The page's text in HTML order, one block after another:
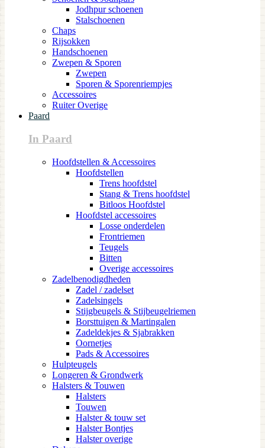
Jodhpur schoenen
Stalschoenen
Chaps
Rijsokken
Handschoenen
Zwepen & Sporen
Zwepen
Sporen & Sporenriempjes
Accessoires
Ruiter Overige
Paard
In Paard
Hoofdstellen & Accessoires
Hoofdstellen
Trens hoofdstel
Stang & Trens hoofdstel
Bitloos Hoofdstel
Hoofdstel accessoires
Losse onderdelen
Frontriemen
Teugels
Bitten
Overige accessoires
Zadelbenodigdheden
Zadel / zadelset
Zadelsingels
Stijgbeugels & Stijbeugelriemen
Borsttuigen & Martingalen
Zadeldekjes & Sjabrakken
Oornetjes
Pads & Accessoires
Hulpteugels
Longeren & Grondwerk
Halsters & Touwen
Halsters
Touwen
Halster & touw set
Halster Bontjes
Halster overige